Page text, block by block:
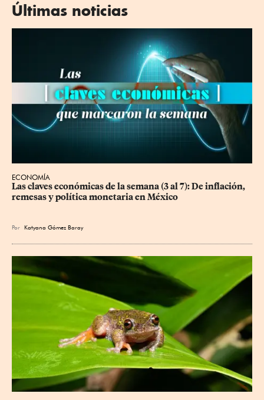
Últimas noticias
ECONOMÍA
Las claves económicas de la semana (3 al 7): De inflación,
remesas y política monetaria en México
Por Katyana Gómez Baray